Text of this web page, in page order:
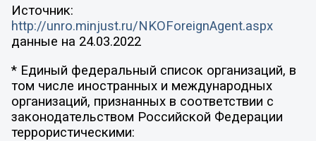
Источник:
http://unro.minjust.ru/NKOForeignAgent.aspx
данные на 24.03.2022
* Единый федеральный список организаций, в
том числе иностранных и международных
организаций, признанных в соответствии с
законодательством Российской Федерации
террористическими: